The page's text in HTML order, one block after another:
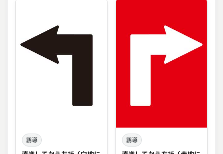
誘導 誘導